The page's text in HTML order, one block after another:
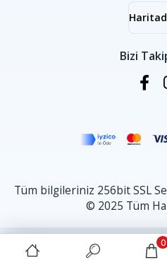
Bizi
Tüm bilgileriniz 256bit SSL
© 2025 Tüm
0